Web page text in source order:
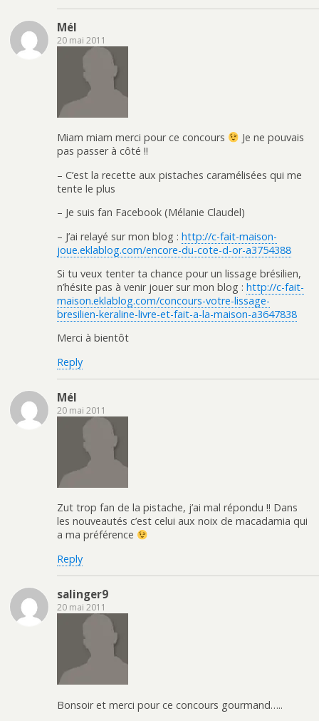
Mél
20 mai 2011
Miam miam merci pour ce concours
Je ne pouvais
pas passer à côté !!
– C’est la recette aux pistaches caramélisées qui me
tente le plus
– Je suis fan Facebook (Mélanie Claudel)
– J’ai relayé sur mon blog : http://c-fait-maison-
joue.eklablog.com/encore-du-cote-d-or-a3754388
Si tu veux tenter ta chance pour un lissage brésilien,
n’hésite pas à venir jouer sur mon blog : http://c-fait-
maison.eklablog.com/concours-votre-lissage-
bresilien-keraline-livre-et-fait-a-la-maison-a3647838
Merci à bientôt
Reply
Mél
20 mai 2011
Zut trop fan de la pistache, j’ai mal répondu !! Dans
les nouveautés c’est celui aux noix de macadamia qui
a ma préférence
Reply
salinger9
20 mai 2011
Bonsoir et merci pour ce concours gourmand…..